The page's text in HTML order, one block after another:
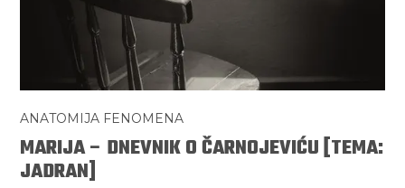
ANATOMIJA FENOMENA
MARIJA – DNEVNIK O ČARNOJEVIĆU [TEMA:
JADRAN]